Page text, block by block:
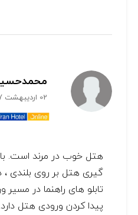
02 اردیبهشت 1397
هتل خوب در مرند است.
گیری هتل بر روی بلندی ،
تابلو های راهنما در
پیدا کردن ورودی هتل دارد.